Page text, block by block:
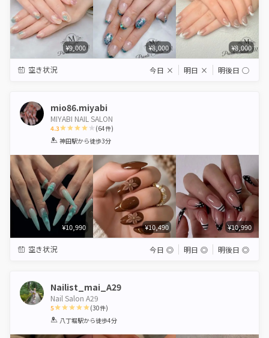
¥9,000 ¥8,000 ¥8,000
空き状況 今日 × 明日 × 明後日 ◯
mio86.miyabi
MIYABI NAIL SALON
4.3
1 2 3 4 5
(64件)
神田駅から徒歩3分
¥10,990 ¥10,490 ¥10,990
空き状況 今日 ◎ 明日 ◎ 明後日 ◎
Nailist_mai_A29
Nail Salon A29
5
1 2 3 4 5
(30件)
八丁堀駅から徒歩4分